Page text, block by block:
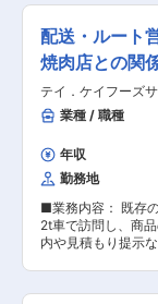
す。 ■組織構成： 事業所人数：73人（豊岡工
場） ■ 当社の特徴・安定性 ◎ ニーズがなくなら
ない製品群 ・キャ
どの高付加価値製
港、エレベーター
建物が新設される
わたり信頼関係を
堅実な経営基盤 ◎ 地域密着で長く働ける ・転勤
なし ・工場勤務な
腰を据えて事務スキルを
当社は、プラスチ
イヤチェーンなど
ーターなど、私た
を通じて、社会イ
製造部門のプレイ
のマネジメント業
次での生産計画の
向上を目的とした
行 ・製造スタッフ
組織マネジメント
在庫管理、コスト削減施策
「現場のリーダー
ネージャーへステ
す。年収600万円以
まで培ってきた製
評価している証で
ず、より効率的で
構築してください
し、利益に直結す
なやりがいが待っています。
配送・ルート
焼肉店との関
アイＧ
テイ．ケイフーズ
業種 / 職種
年収
勤務地
■業務内容： 既存
2t車で訪問し、商
内や見積もり提示
プレイングマネー